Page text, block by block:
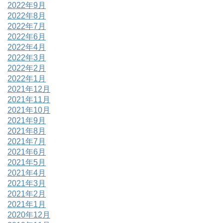
2022年9月
2022年8月
2022年7月
2022年6月
2022年4月
2022年3月
2022年2月
2022年1月
2021年12月
2021年11月
2021年10月
2021年9月
2021年8月
2021年7月
2021年6月
2021年5月
2021年4月
2021年3月
2021年2月
2021年1月
2020年12月